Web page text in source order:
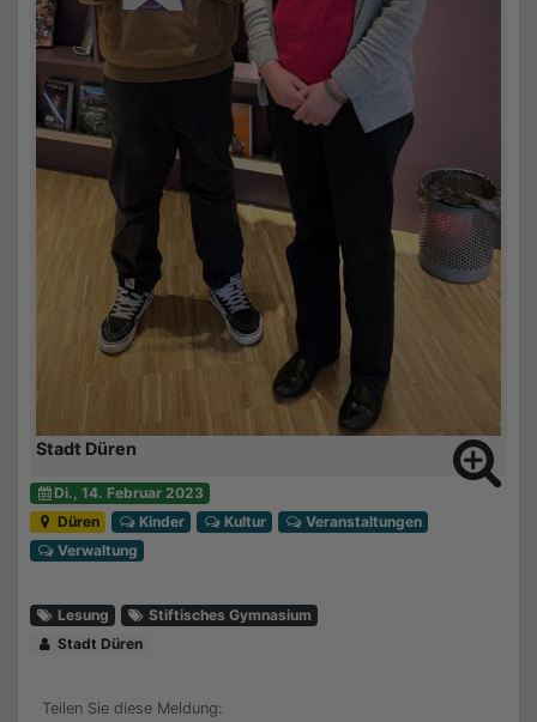
Stadt Düren
Di., 14. Februar 2023
Düren
Kinder Kultur
Veranstaltungen
Verwaltung
Lesung
Stiftisches Gymnasium
Stadt Düren